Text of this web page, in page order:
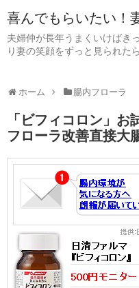
喜んでもらいたい！
夫婦仲が長年うまくいけばき
り妻の笑顔をずっと見られた
ホーム 腸内フローラ
「ビフィコロン」
フローラ改善直接大